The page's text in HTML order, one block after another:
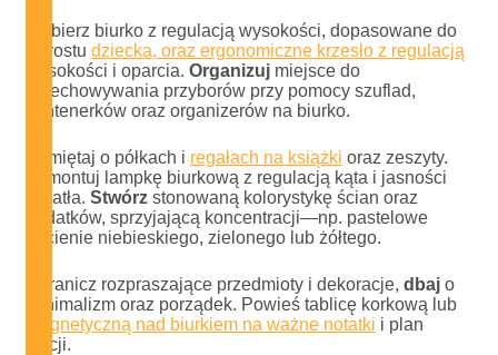
Wybierz biurko z regulacją wysokości, dopasowane do
wzrostu dziecka, oraz ergonomiczne krzesło z regulacją
wysokości i oparcia. Organizuj miejsce do
przechowywania przyborów przy pomocy szuflad,
kontenerków oraz organizerów na biurko.
Pamiętaj o półkach i regałach na książki oraz zeszyty.
Zamontuj lampkę biurkową z regulacją kąta i jasności
światła. Stwórz stonowaną kolorystykę ścian oraz
dodatków, sprzyjającą koncentracji—np. pastelowe
odcienie niebieskiego, zielonego lub żółtego.
Ogranicz rozpraszające przedmioty i dekoracje, dbaj o
minimalizm oraz porządek. Powieś tablicę korkową lub
magnetyczną nad biurkiem na ważne notatki i plan
lekcji.